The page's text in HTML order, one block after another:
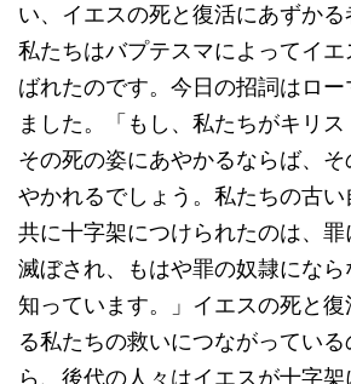
い、イエスの死と復活にあずかる
私たちはバプテスマによってイ
ばれたのです。今日の招詞はロ
ました。「もし、私たちがキリ
その死の姿にあやかるならば、
やかれるでしょう。私たちの古い
共に十字架につけられたのは、
滅ぼされ、もはや罪の奴隷になら
知っています。」イエスの死と
る私たちの救いにつながってい
ら、後代の人々はイエスが十字